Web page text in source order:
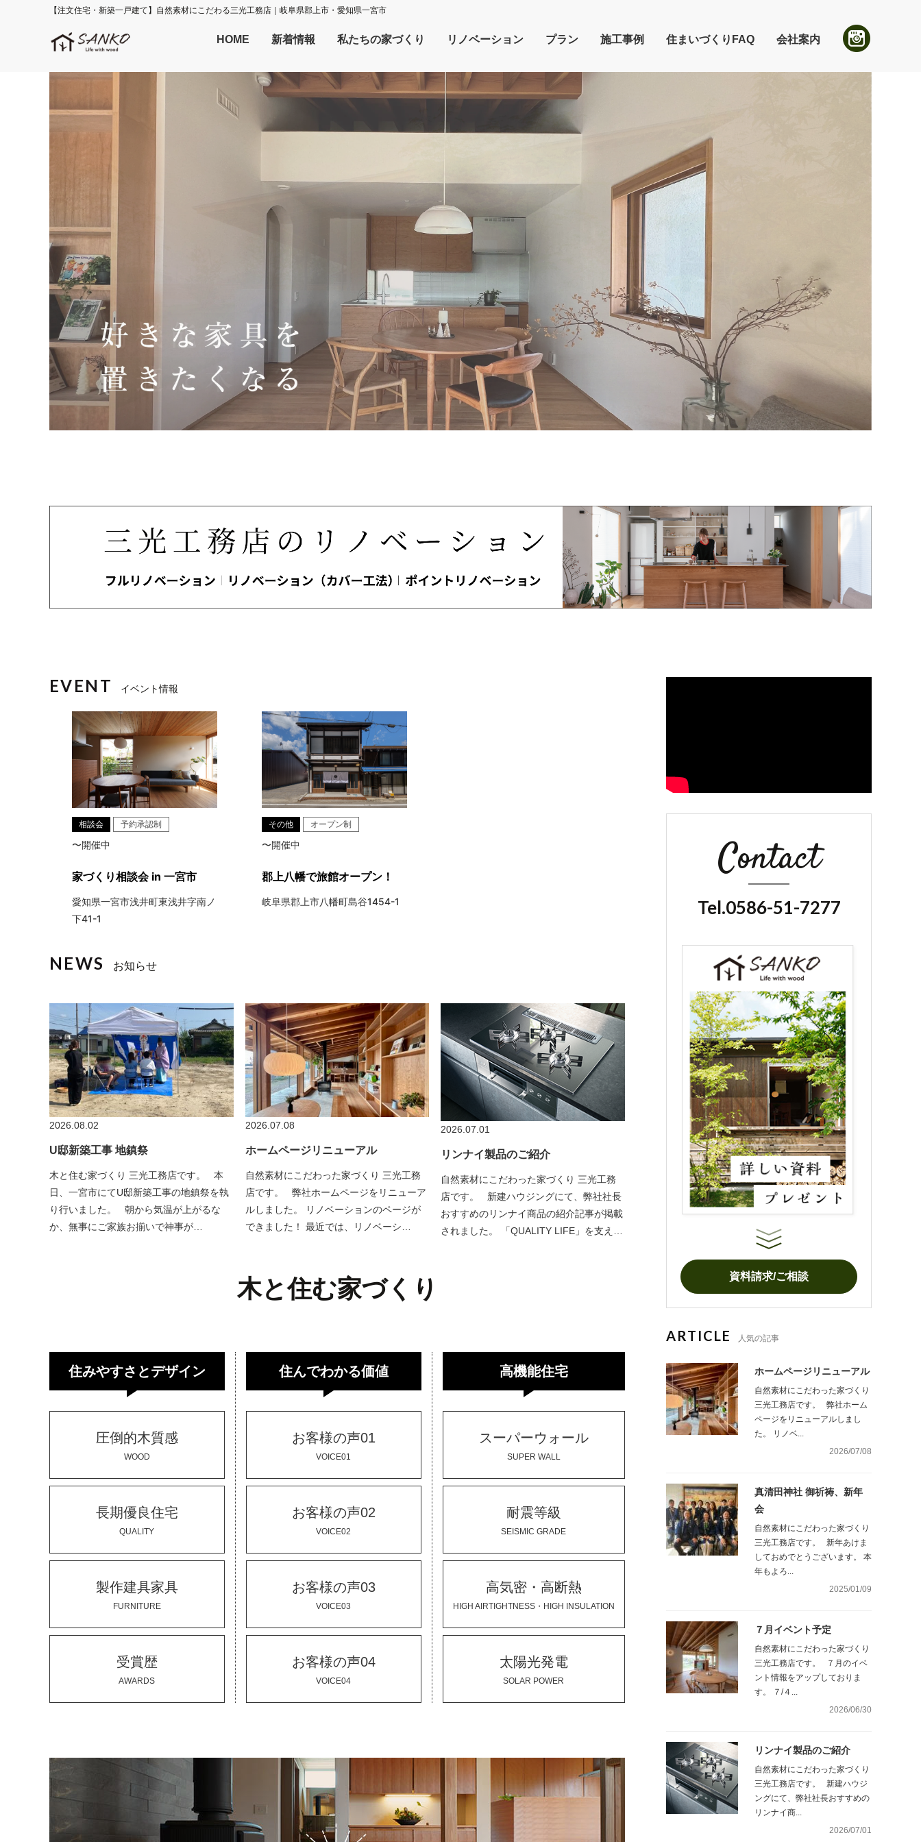
【注文住宅・新築一戸建て】自然素材にこだわる三光工務店｜岐阜県郡上市・愛知県一宮市
HOME 新着情報 私たちの家づくり リノベーション プラン 施工事例 住まいづくりFAQ 会社案内
イベント情報
相談会 予約承認制
〜開催中
家づくり相談会 in 一宮市
愛知県一宮市浅井町東浅井字南ノ
下41-1
その他 オープン制
〜開催中
郡上八幡で旅館オープン！
岐阜県郡上市八幡町島谷1454-1
お知らせ
2026.08.02
U邸新築工事 地鎮祭
木と住む家づくり 三光工務店です。 本
日、一宮市にてU邸新築工事の地鎮祭を執
り行いました。 朝から気温が上がるな
か、無事にご家族お揃いで神事が…
2026.07.08
ホームページリニューアル
自然素材にこだわった家づくり 三光工務
店です。 弊社ホームページをリニューア
ルしました。 リノベーションのページが
できました！ 最近では、リノベーシ…
2026.07.01
リンナイ製品のご紹介
自然素材にこだわった家づくり 三光工務
店です。 新建ハウジングにて、弊社社長
おすすめのリンナイ商品の紹介記事が掲載
されました。 「QUALITY LIFE」を支え…
木と住む家づくり
住みやすさとデザイン
圧倒的木質感
WOOD
長期優良住宅
QUALITY
製作建具家具
FURNITURE
受賞歴
AWARDS
住んでわかる価値
お客様の声01
VOICE01
お客様の声02
VOICE02
お客様の声03
VOICE03
お客様の声04
VOICE04
高機能住宅
スーパーウォール
SUPER WALL
耐震等級
SEISMIC GRADE
高気密・高断熱
HIGH AIRTIGHTNESS・HIGH INSULATION
太陽光発電
SOLAR POWER
Contact
Tel.0586-51-7277
資料請求/ご相談
ARTICLE 人気の記事
ホームページリニューアル
自然素材にこだわった家づくり
三光工務店です。 弊社ホーム
ページをリニューアルしまし
た。 リノベ...
2026/07/08
真清田神社 御祈祷、新年
会
自然素材にこだわった家づくり
三光工務店です。 新年あけま
しておめでとうございます。 本
年もよろ...
2025/01/09
７月イベント予定
自然素材にこだわった家づくり
三光工務店です。 ７月のイベ
ント情報をアップしておりま
す。 ７/４...
2026/06/30
リンナイ製品のご紹介
自然素材にこだわった家づくり
三光工務店です。 新建ハウジ
ングにて、弊社社長おすすめの
リンナイ商...
2026/07/01